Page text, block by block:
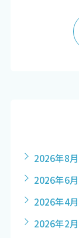
2026年8月
2026年6月
2026年4月
2026年2月